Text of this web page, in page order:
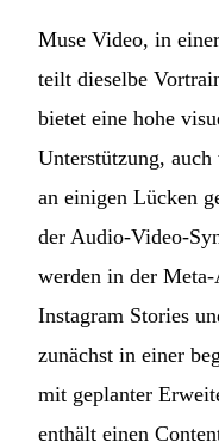
Muse Video, in
teilt dieselbe
bietet eine hohe
Unterstützung,
an einigen Lücken
der Audio-Video-
werden in der
Instagram Stories
zunächst in einer
mit geplanter
enthält einen